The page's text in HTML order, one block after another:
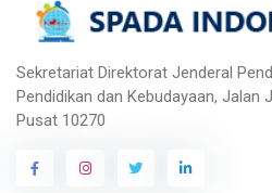
Sekretariat Direktorat Jenderal
Pendidikan dan Kebudayaan, Jalan
Pusat 10270